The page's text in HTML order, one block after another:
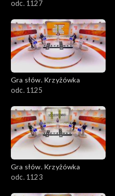
odc. 1127
Gra słów. Krzyżówka
odc. 1125
Gra słów. Krzyżówka
odc. 1123